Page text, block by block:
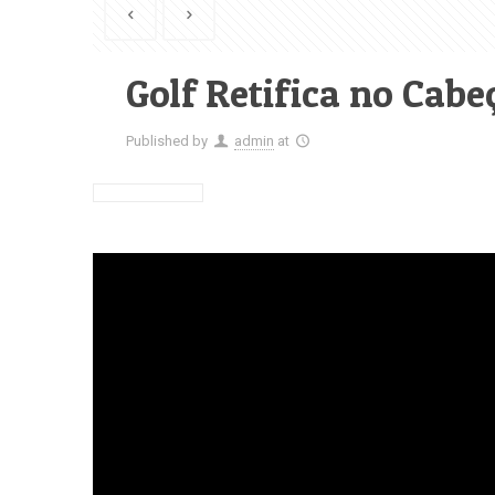
Golf Retifica no
Published by admin at